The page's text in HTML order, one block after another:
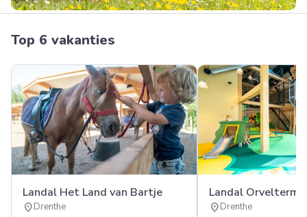
Top 6 vakanties
Landal Het Land van Bartje
location_onDrenthe
Landal
location_onDrenthe